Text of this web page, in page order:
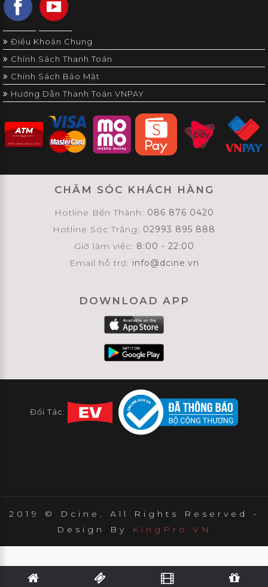
Điều Khoản Chung
Chính Sách Thanh Toán
Chính Sách Bảo Mật
Hướng Dẫn Thanh Toán VNPAY
CHĂM SÓC KHÁCH HÀNG
Hotline Bến Thành: 086 876 0420
Hotline Sóc Trăng: 02993 895 888
Giờ làm việc: 8:00 - 22:00
Email hỗ trợ: info@dcine.vn
DOWNLOAD APP
Đối Tác:
2019 © Dcine. All Rights Reserved -
Design By
KingPro.VN